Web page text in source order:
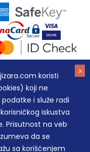
koristi
koji ne
i služe radi
iskustva
Prisutnost na veb
da se
sa korišćenjem
DOO BEOGRAD
MB: 20337524
PDV je uračunat u
u opisu proizvoda,